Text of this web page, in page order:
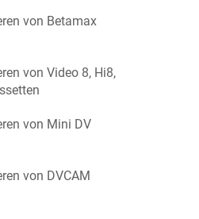
von Betamax
von Video 8, Hi8,
von Mini DV
von DVCAM